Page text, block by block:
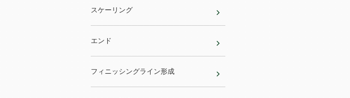
スケーリング
エンド
フィニッシングライン形成